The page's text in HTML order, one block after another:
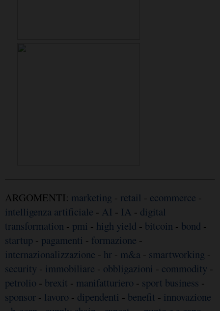
ARGOMENTI: marketing - retail - ecommerce -
intelligenza artificiale - AI - IA - digital
transformation - pmi - high yield - bitcoin - bond -
startup - pagamenti - formazione -
internazionalizzazione - hr - m&a - smartworking -
security - immobiliare - obbligazioni - commodity -
petrolio - brexit - manifatturiero - sport business -
sponsor - lavoro - dipendenti - benefit - innovazione